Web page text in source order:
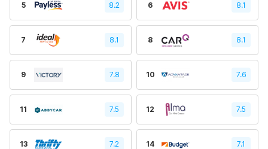
5 8.2 6 8.1
7 8.1 8 8.1
9 7.8 10 7.6
11 7.5 12 7.5
13 7.2 14 7.1